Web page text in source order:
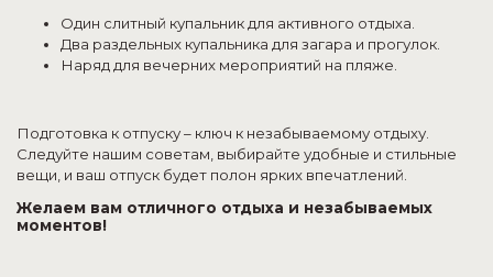
Один слитный купальник для активного отдыха.
Два раздельных купальника для загара и прогулок.
Наряд для вечерних мероприятий на пляже.
Подготовка к отпуску – ключ к незабываемому отдыху.
Следуйте нашим советам, выбирайте удобные и стильные
вещи, и ваш отпуск будет полон ярких впечатлений.
Желаем вам отличного отдыха и незабываемых
моментов!